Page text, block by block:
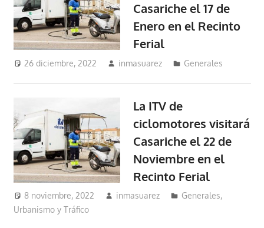
Casariche el 17 de
Enero en el Recinto
Ferial
26 diciembre, 2022 inmasuarez Generales
La ITV de
ciclomotores visitará
Casariche el 22 de
Noviembre en el
Recinto Ferial
8 noviembre, 2022 inmasuarez Generales,
Urbanismo y Tráfico